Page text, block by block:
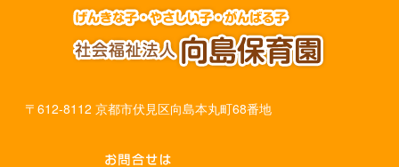
〒612-8112 京都市伏見区向島本丸町68番地